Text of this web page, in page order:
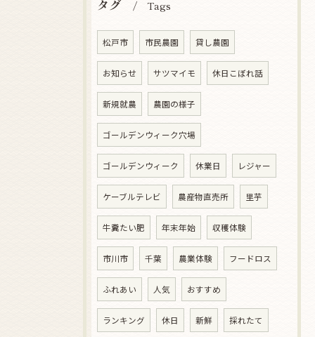
タグ Tags
松戸市 市民農園 貸し農園
お知らせ サツマイモ 休日こぼれ話
新規就農 農園の様子
ゴールデンウィーク穴場
ゴールデンウィーク 休業日 レジャー
ケーブルテレビ 農産物直売所 里芋
牛糞たい肥 年末年始 収穫体験
市川市 千葉 農業体験 フードロス
ふれあい 人気 おすすめ
ランキング 休日 新鮮 採れたて